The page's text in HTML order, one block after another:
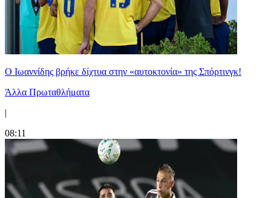
Ο Ιωαννίδης βρήκε δίχτυα στην «αυτοκτονία» της Σπόρτινγκ!
Άλλα Πρωταθλήματα
|
08:11